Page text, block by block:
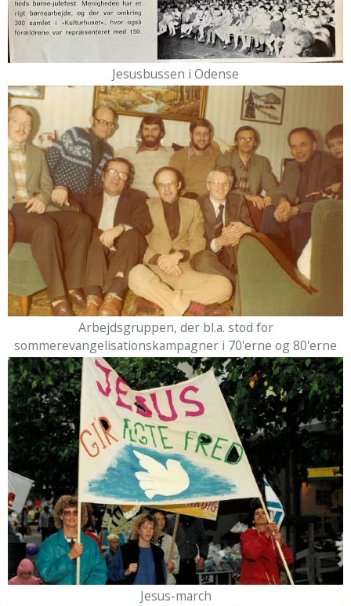
Jesusbussen i Odense
Arbejdsgruppen, der bl.a. stod for
sommerevangelisationskampagner i 70'erne og 80'erne
Jesus-march